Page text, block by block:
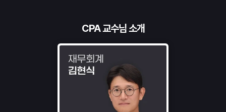
CPA 교수님 소개